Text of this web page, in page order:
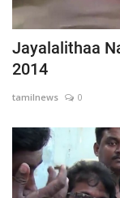
Jayalalithaa
2014
tamilnews 0